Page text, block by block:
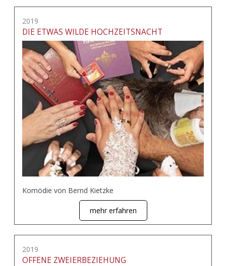
2019
DIE ETWAS WILDE HOCHZEITSNACHT
Komödie von Bernd Kietzke
mehr erfahren
2019
OFFENE ZWEIERBEZIEHUNG